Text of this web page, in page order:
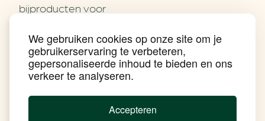
We gebruiken cookies op onze site om je
gebruikerservaring te verbeteren,
gepersonaliseerde inhoud te bieden en ons
verkeer te analyseren.
Accepteren
Contact
Nieuws
Praktijkverhalen
Events
Nieuwsbrief
Achtergrond klimaatverandering
Beprijzing van CO2
bijproducten voor
Energie besparen op
uw PC